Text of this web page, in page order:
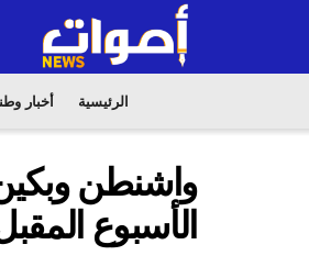
الرئيسية أخبار
واشنطن وبكين
الأسبوع